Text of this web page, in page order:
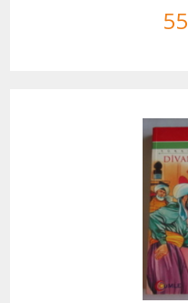
55